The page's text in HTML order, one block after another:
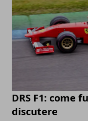
DRS F1: come
discutere